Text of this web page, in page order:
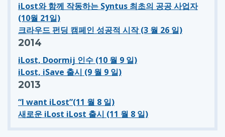
iLost와 함께 작동하는 Syntus 최초의 공공 사업자
(10월 21일)
크라우드 펀딩 캠페인 성공적 시작 (3 월 26 일)
2014
iLost, Doormij 인수 (10 월 9 일)
iLost, iSave 출시 (9 월 9 일)
2013
“I want iLost”(11 월 8 일)
새로운 iLost iLost 출시 (11 월 8 일)